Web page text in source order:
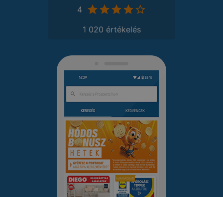
4
1 020 értékelés